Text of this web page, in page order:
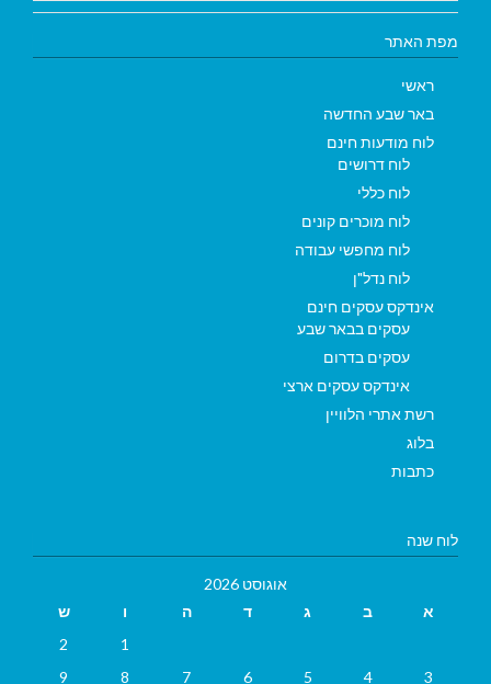
מפת האתר
ראשי
באר שבע החדשה
לוח מודעות חינם
לוח דרושים
לוח כללי
לוח מוכרים קונים
לוח מחפשי עבודה
לוח נדל"ן
אינדקס עסקים חינם
עסקים בבאר שבע
עסקים בדרום
אינדקס עסקים ארצי
רשת אתרי הלוויין
בלוג
כתבות
לוח שנה
אוגוסט 2026
א
ב ג ד ה ו
ש
1
2
3
4
5
6
7
8
9